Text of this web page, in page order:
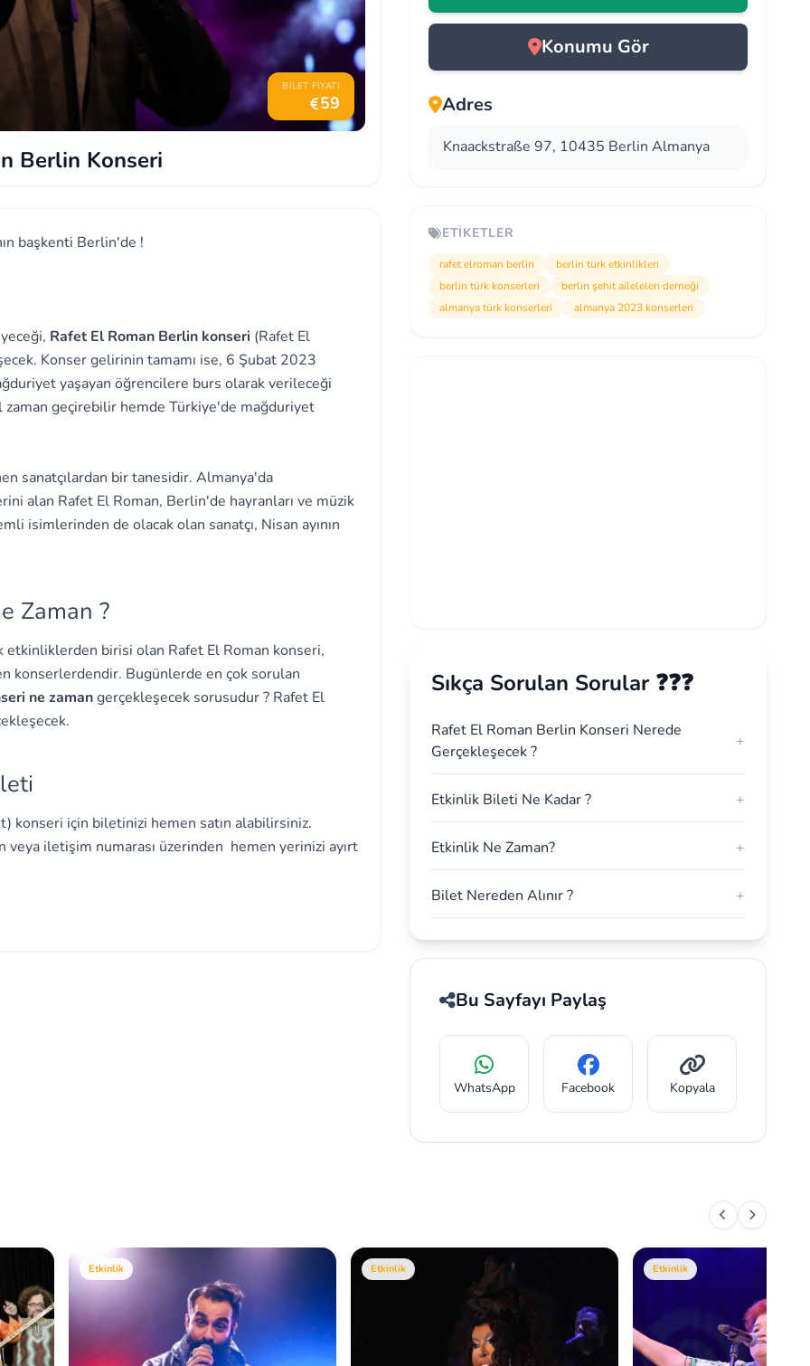
BILET FIYATI
59
Berlin Konseri
başkenti Berlin'de !
Rafet El Roman Berlin konseri (Rafet El
Konser gelirinin tamamı ise, 6 Şubat 2023
yaşayan öğrencilere burs olarak verileceği
geçirebilir hemde Türkiye'de mağduriyet
sanatçılardan bir tanesidir. Almanya'da
alan Rafet El Roman, Berlin'de hayranları ve müzik
isimlerinden de olacak olan sanatçı, Nisan ayının
Zaman ?
etkinliklerden birisi olan Rafet El Roman konseri,
konserlerdendir. Bugünlerde en çok sorulan
ne zamangerçekleşecek sorusudur ? Rafet El
konseri için biletinizi hemen satın alabilirsiniz.
veya iletişim numarası üzerinden hemen yerinizi ayırt
Konumu Gör
Adres
Knaackstraße 97, 10435 Berlin Almanya
ETIKETLER
rafet elroman berlin
berlin türk etkinlikleri
berlin türk konserleri
berlin şehit aileleleri derneği
almanya türk konserleri
almanya 2023 konserleri
Sıkça Sorulan Sorular ❓❓❓
Rafet El Roman Berlin Konseri Nerede
Gerçekleşecek ?
+
Etkinlik Bileti Ne Kadar ? +
Etkinlik Ne Zaman? +
Bilet Nereden Alınır ? +
Bu Sayfayı Paylaş
WhatsApp Facebook Kopyala
Etkinlik Etkinlik Etkinlik